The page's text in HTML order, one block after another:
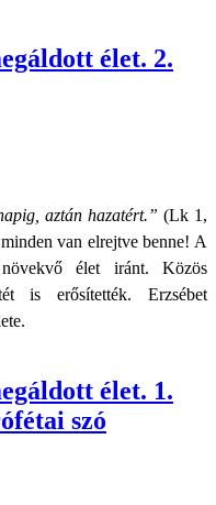
élet. 2.
aztán hazatért.” (Lk 1,
van elrejtve benne! A
élet iránt. Közös
is erősítették. Erzsébet
élet. 1.
szó